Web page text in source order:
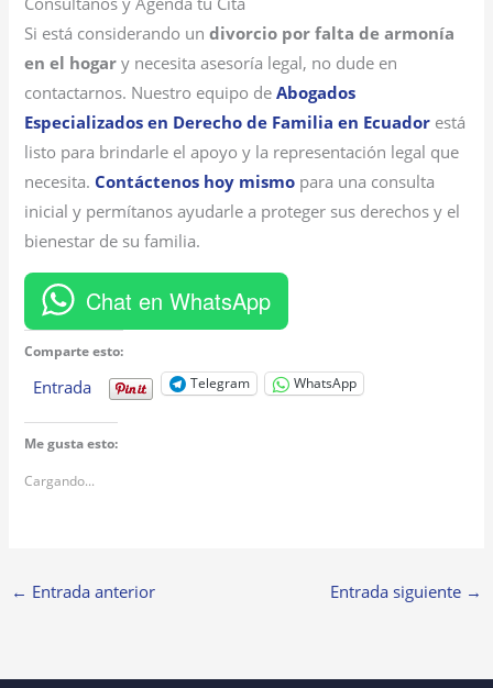
Si está considerando undivorcio por falta de armonía
en el hogar y necesita asesoría legal, no dude en
contactarnos. Nuestro equipo deAbogados
Especializados en Derecho de Familia en Ecuador está
listo para brindarle el apoyo y la representación legal que
necesita. Contáctenos hoy mismo para una consulta
inicial y permítanos ayudarle a proteger sus derechos y el
bienestar de su familia.
Chat en WhatsApp
Comparte esto:
Entrada Telegram WhatsApp
Me gusta esto:
Cargando...
← Entrada anterior Entrada siguiente →